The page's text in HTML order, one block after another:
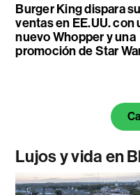
Burger King dispara
ventas en EE.UU. con
nuevo Whopper y una
promoción de Star
Lujos y vida en